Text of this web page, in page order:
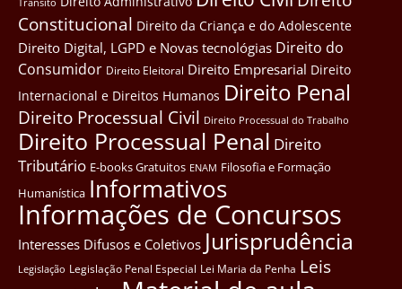
Constitucional Direito da Criança e do Adolescente
Direito Digital, LGPD e Novas tecnológias Direito do
Consumidor Direito Eleitoral Direito Empresarial Direito
Internacional e Direitos Humanos Direito Penal
Direito Processual Civil Direito Processual do Trabalho
Direito Processual Penal Direito
Tributário E-books Gratuitos ENAM Filosofia e Formação
Humanística Informativos
Informações de Concursos
Interesses Difusos e Coletivos Jurisprudência
Legislação Legislação Penal Especial Lei Maria da Penha Leis